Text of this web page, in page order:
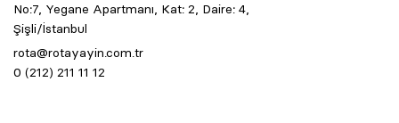
No:7, Yegane Apartmanı, Kat: 2, Daire: 4,
Şişli/İstanbul
rota@rotayayin.com.tr
0 (212) 211 11 12